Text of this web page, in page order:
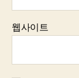
웹사이트